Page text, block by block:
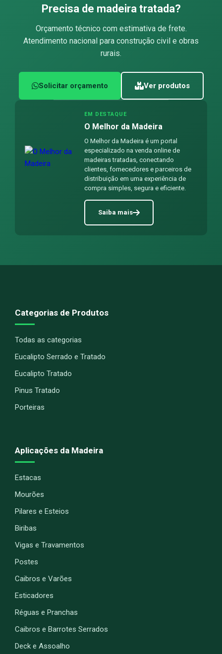
Precisa de madeira tratada?
Orçamento técnico com estimativa de frete.
Atendimento nacional para construção civil e obras
rurais.
Solicitar orçamento Ver produtos
EM DESTAQUE
O Melhor da Madeira
O Melhor da Madeira é um portal
especializado na venda online de
madeiras tratadas, conectando
clientes, fornecedores e parceiros de
distribuição em uma experiência de
compra simples, segura e eficiente.
Saiba mais
Categorias de Produtos
Todas as categorias
Eucalipto Serrado e Tratado
Eucalipto Tratado
Pinus Tratado
Porteiras
Aplicações da Madeira
Estacas
Mourões
Pilares e Esteios
Biribas
Vigas e Travamentos
Postes
Caibros e Varões
Esticadores
Réguas e Pranchas
Caibros e Barrotes Serrados
Deck e Assoalho